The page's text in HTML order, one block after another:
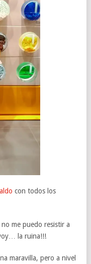
con todos los
me puedo resistir a
la ruina!!!
maravilla, pero a nivel